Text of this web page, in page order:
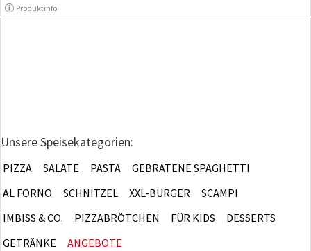
Produktinfo
Unsere Speisekategorien:
PIZZA SALATE PASTA
GEBRATENE SPAGHETTI
AL FORNO
SCHNITZEL XXL-BURGER
SCAMPI
IMBISS & CO.
PIZZABRÖTCHEN FÜR KIDS
DESSERTS
GETRÄNKE
ANGEBOTE